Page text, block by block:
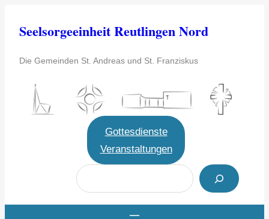
InhaltSeelsorgeeinheit Reutlingen Nord
Die Gemeinden St. Andreas und St. Franziskus
Gottesdienste
Veranstaltungen
S
u
c